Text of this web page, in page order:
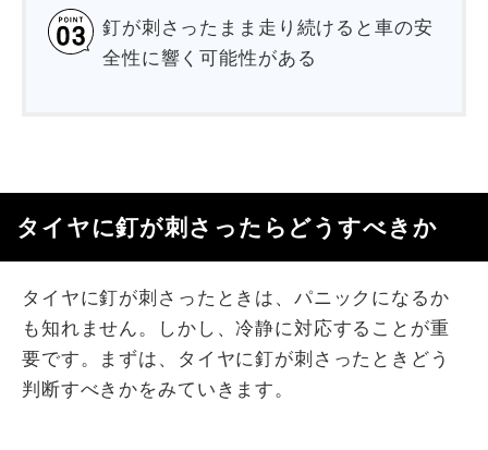
釘が刺さったまま走り続けると車の安
全性に響く可能性がある
タイヤに釘が刺さったらどうすべきか
タイヤに釘が刺さったときは、パニックになるか
も知れません。しかし、冷静に対応することが重
要です。まずは、タイヤに釘が刺さったときどう
判断すべきかをみていきます。